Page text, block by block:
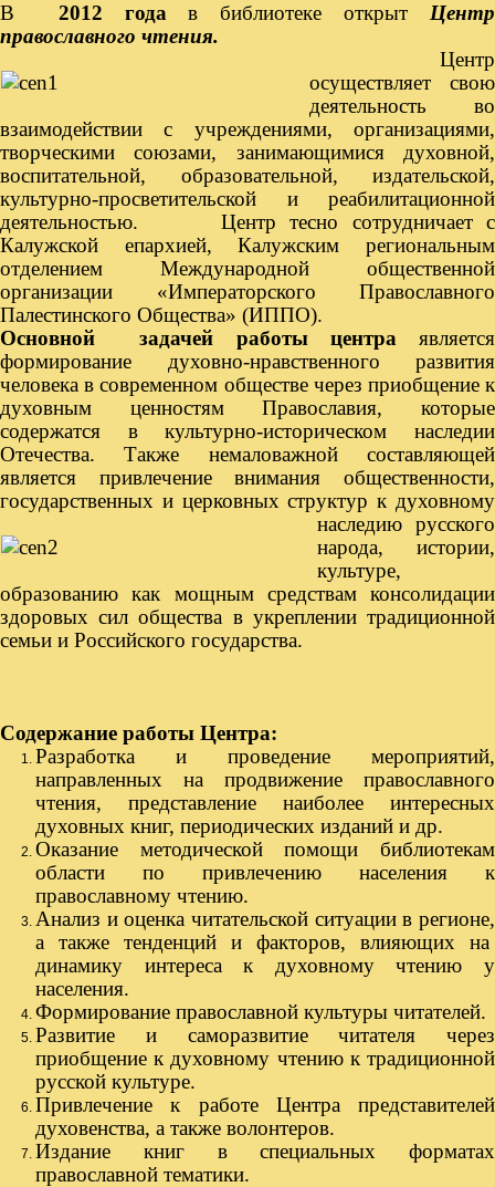
В 2012 года в библиотеке открыт Центр
православного чтения.
Центр
осуществляет свою
деятельность во
взаимодействии с учреждениями, организациями,
творческими союзами, занимающимися духовной,
воспитательной, образовательной, издательской,
культурно-просветительской и реабилитационной
деятельностью. Центр тесно сотрудничает с
Калужской епархией, Калужским региональным
отделением Международной общественной
организации «Императорского Православного
Палестинского Общества» (ИППО).
Основной задачей работы центра является
формирование духовно-нравственного развития
человека в современном обществе через приобщение к
духовным ценностям Православия, которые
содержатся в культурно-историческом наследии
Отечества. Также немаловажной составляющей
является привлечение внимания общественности,
государственных и церковных структур к духовному
наследию русского
народа, истории,
культуре,
образованию как мощным средствам консолидации
здоровых сил общества в укреплении традиционной
семьи и Российского государства.
Содержание работы Центра:
Разработка и проведение мероприятий,
направленных на продвижение православного
чтения, представление наиболее интересных
духовных книг, периодических изданий и др.
Оказание методической помощи библиотекам
области по привлечению населения к
православному чтению.
Анализ и оценка читательской ситуации в регионе,
а также тенденций и факторов, влияющих на
динамику интереса к духовному чтению у
населения.
Формирование православной культуры читателей.
Развитие и саморазвитие читателя через
приобщение к духовному чтению к традиционной
русской культуре.
Привлечение к работе Центра представителей
духовенства, а также волонтеров.
Издание книг в специальных форматах
православной тематики.